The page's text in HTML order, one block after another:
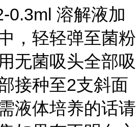
0.3ml 溶解液加
，轻轻弹至菌粉
无菌吸头全部吸
接种至2支斜面
液体培养的话请